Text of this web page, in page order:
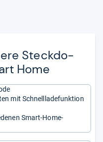
Steck­do­
Home
mit Schnellladefunktion
Smart-Home-